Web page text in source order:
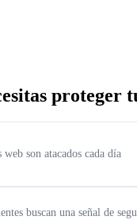
proteger
web son atacados cada día
buscan una señal de